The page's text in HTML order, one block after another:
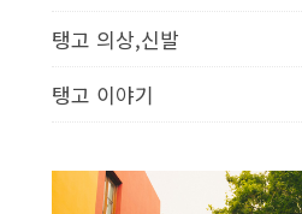
탱고 의상,신발
탱고 이야기